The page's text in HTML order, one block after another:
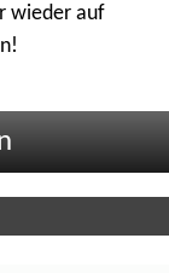
wieder auf